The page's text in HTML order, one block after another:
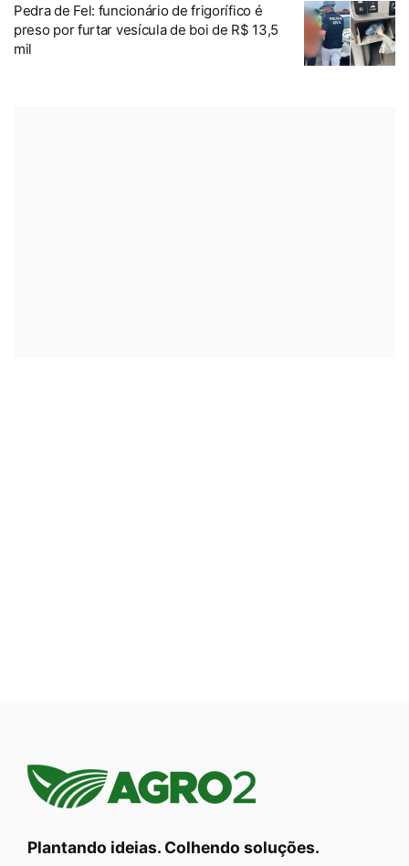
Pedra de Fel: funcionário de frigorífico é
preso por furtar vesícula de boi de R$ 13,5
mil
Plantando ideias. Colhendo soluções.